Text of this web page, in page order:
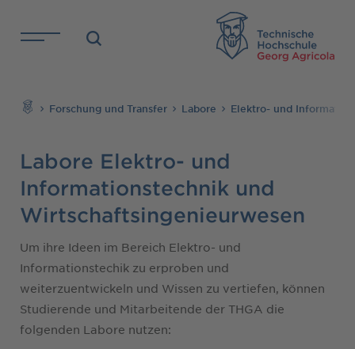
Direkt zu den Inhalten springen
Forschung und Transfer Labore Elektro- und
Labore Elektro- und
Informationstechnik und
Wirtschaftsingenieurwesen
Um ihre Ideen im Bereich Elektro- und
Informationstechik zu erproben und
weiterzuentwickeln und Wissen zu vertiefen, können
Studierende und Mitarbeitende der THGA die
folgenden Labore nutzen: